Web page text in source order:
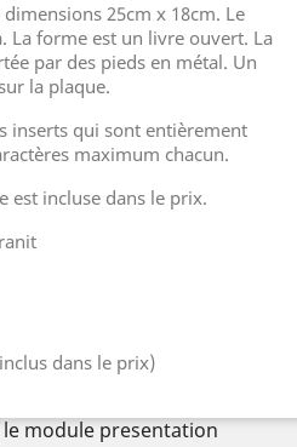
25cm x 18cm. Le
La forme est un livre ouvert. La
par des pieds en métal. Un
la plaque.
inserts qui sont entièrement
maximum chacun.
est incluse dans le prix.
dans le prix)
module presentation